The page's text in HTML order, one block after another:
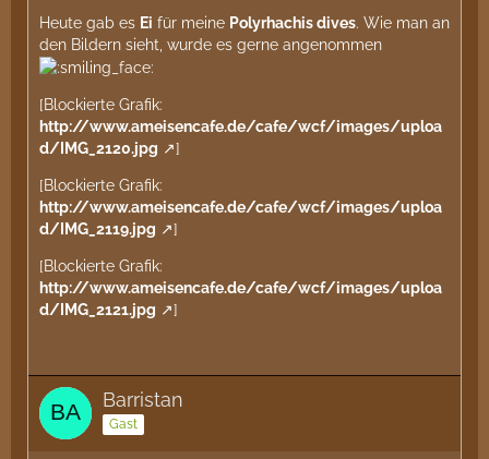
Heute gab es Ei für meine Polyrhachis dives. Wie man an
den Bildern sieht, wurde es gerne angenommen
[Blockierte Grafik:
http://www.ameisencafe.de/cafe/wcf/images/uploa
d/IMG_2120.jpg
]
[Blockierte Grafik:
http://www.ameisencafe.de/cafe/wcf/images/uploa
d/IMG_2119.jpg
]
[Blockierte Grafik:
http://www.ameisencafe.de/cafe/wcf/images/uploa
d/IMG_2121.jpg
]
Barristan
Gast